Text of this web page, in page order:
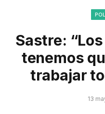
Sastre:
tenemos
trabajar
13